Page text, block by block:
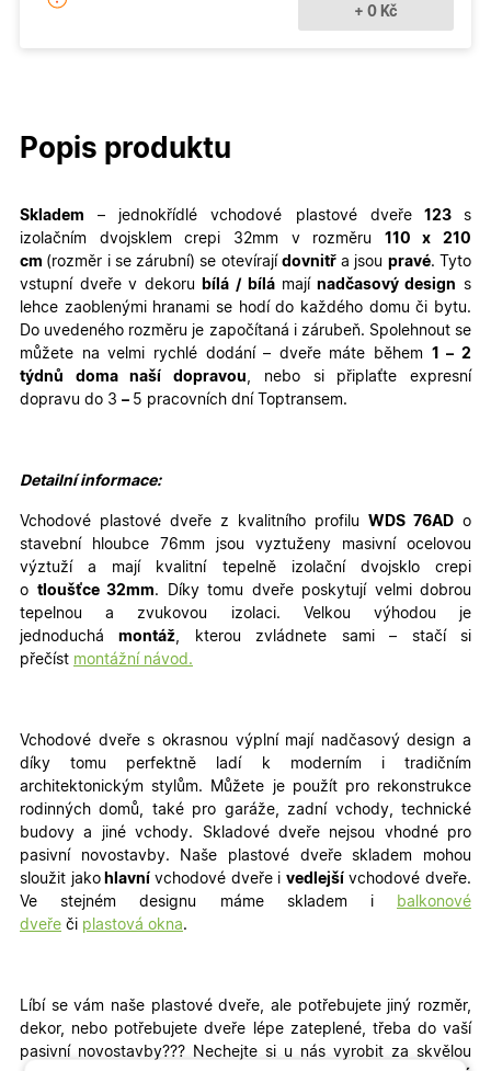
+ 0 Kč
Popis produktu
Skladem – jednokřídlévchodové plastové dveře123 s
izolačním dvojsklem crepi 32mm v rozměru 110 x 210
cm (rozměr i se zárubní) se otevírají dovnitřa jsou pravé. Tyto
vstupní dveře v dekoru
bílá / bílámají nadčasový design
s
lehce zaoblenými hranami se hodí do každého domu či bytu.
Do uvedeného rozměru je započítaná i zárubeň. Spolehnout se
můžete na velmi rychlé dodání – dveře máte během 1 – 2
týdnů doma naší dopravou, nebo si připlaťte expresní
dopravu do 3 – 5 pracovních dní Toptransem.
Detailní informace:
Vchodové plastové dveře z kvalitního profilu WDS 76AD o
stavební hloubce 76mm jsou vyztuženy masivní ocelovou
výztuží a mají kvalitní tepelně izolační dvojsklo crepi
o tloušťce 32mm. Díky tomu dveře poskytují velmi dobrou
tepelnou a zvukovou izolaci. Velkou výhodou je
jednoduchámontáž, kterou zvládnete sami – stačí si
přečíst montážní návod.
Vchodové dveře s okrasnou výplní mají nadčasový design a
díky tomu perfektně ladí k moderním i tradičním
architektonickým stylům. Můžete je použít pro rekonstrukce
rodinných domů, také pro garáže, zadní vchody, technické
budovy a jiné vchody. Skladové dveře nejsou vhodné pro
pasivní novostavby. Naše plastové dveře skladem mohou
sloužit jakohlavní vchodové dveře i vedlejší vchodové dveře.
Ve stejném designu máme skladem i
balkonové
dveře či plastová okna.
Líbí se vám naše plastové dveře, ale potřebujete jiný rozměr,
dekor, nebo potřebujete dveře lépe zateplené, třeba do vaší
pasivní novostavby???
Nechejte si u nás vyrobit za skvělou